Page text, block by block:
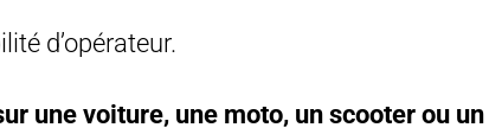
d’opérateur.
une voiture, une moto, un scooter ou